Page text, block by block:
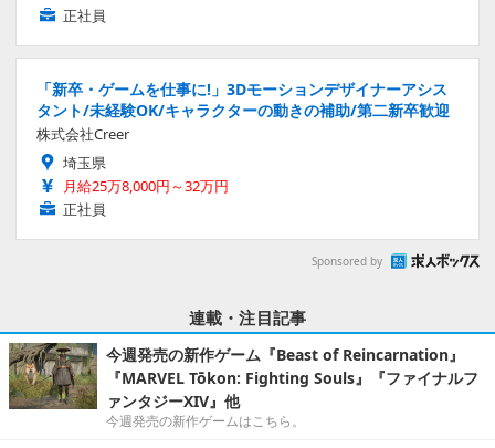
正社員
「新卒・ゲームを仕事に!」3Dモーションデザイナーアシス
タント/未経験OK/キャラクターの動きの補助/第二新卒歓迎
株式会社Creer
埼玉県
月給25万8,000円～32万円
正社員
Sponsored by
連載・注目記事
今週発売の新作ゲーム『Beast of Reincarnation』
『MARVEL Tōkon: Fighting Souls』『ファイナルフ
ァンタジーXIV』他
今週発売の新作ゲームはこちら。